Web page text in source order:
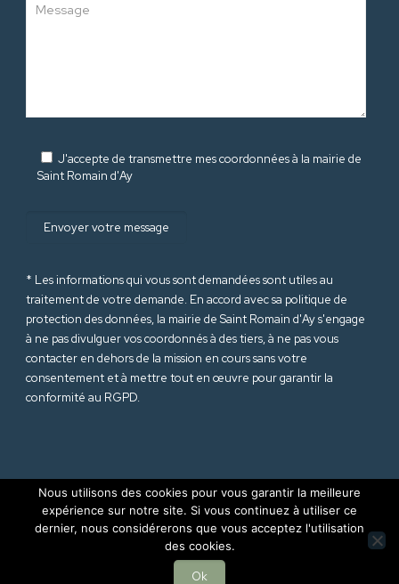
J'accepte de transmettre mes coordonnées à la mairie de
Saint Romain d'Ay
* Les informations qui vous sont demandées sont utiles au
traitement de votre demande. En accord avec sa politique de
protection des données, la mairie de Saint Romain d'Ay s'engage
à ne pas divulguer vos coordonnés à des tiers, à ne pas vous
contacter en dehors de la mission en cours sans votre
consentement et à mettre tout en œuvre pour garantir la
conformité au RGPD.
© 2025 Mairie de Saint Romain d'Ay (Ardèche-07). Tous droits
Mentions Légales
Site internet réalisé par
Nous utilisons des cookies pour vous garantir la meilleure
expérience sur notre site. Si vous continuez à utiliser ce
dernier, nous considérerons que vous acceptez l'utilisation
des cookies.
Ok